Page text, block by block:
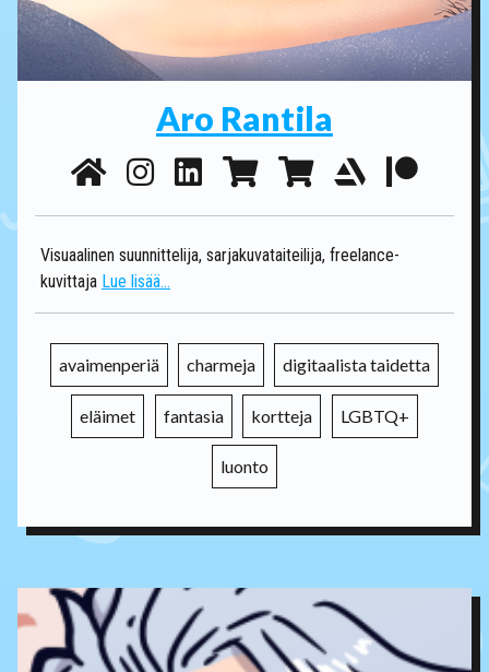
Aro Rantila
Visuaalinen suunnittelija, sarjakuvataiteilija, freelance-
kuvittaja Lue lisää...
avaimenperiä charmeja digitaalista taidetta
eläimet fantasia kortteja LGBTQ+
luonto